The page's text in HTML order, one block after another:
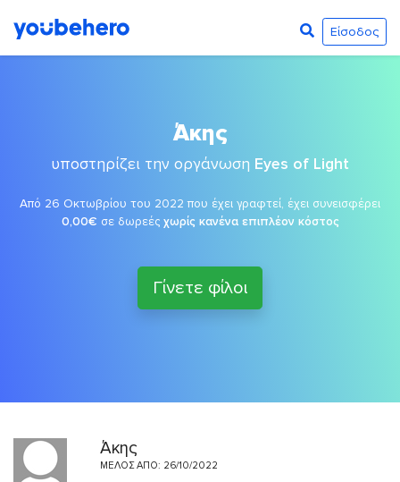
Είσοδος
Άκης
υποστηρίζει την οργάνωση Eyes of Light
Από 26 Οκτωβρίου του 2022 που έχει γραφτεί, έχει συνεισφέρει
0,00€ σε δωρεές χωρίς κανένα επιπλέον κόστος
Γίνετε φίλοι
Άκης
ΜΈΛΟΣ ΑΠΌ: 26/10/2022